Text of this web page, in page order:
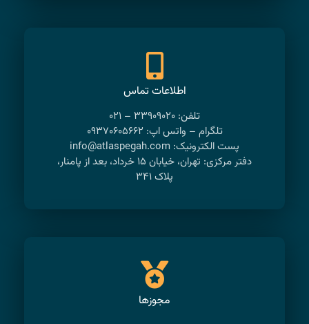
اطلاعات تماس
تلفن: ۳۳۹۰۹۰۲۰ – ۰۲۱
تلگرام – واتس اپ: ۰۹۳۷۰۶۰۵۶۶۲
پست الکترونیک: info@atlaspegah.com
دفتر مرکزی: تهران، خیابان ۱۵ خرداد، بعد از پامنار،
پلاک ۳۴۱
مجوزها